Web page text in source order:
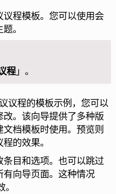
程模板。 您可以使用会
。
程」。
议程的模板示例，您可以
。该向导提供了多种版
档模板时使用。预览则
的效果。
目和选项。也可以跳过
向导页面。这种情况